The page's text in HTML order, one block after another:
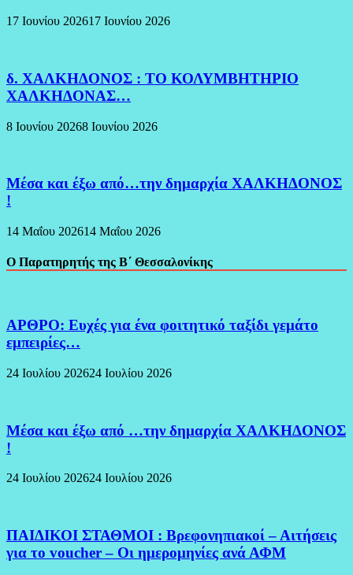
17 Ιουνίου 202617 Ιουνίου 2026
δ. ΧΑΛΚΗΔΟΝΟΣ : ΤΟ ΚΟΛΥΜΒΗΤΗΡΙΟ
ΧΑΛΚΗΔΟΝΑΣ…
8 Ιουνίου 20268 Ιουνίου 2026
Μέσα και έξω από…την δημαρχία ΧΑΛΚΗΔΟΝΟΣ
!
14 Μαΐου 202614 Μαΐου 2026
Ο Παρατηρητής της Β΄ Θεσσαλονίκης
ΑΡΘΡΟ: Ευχές για ένα φοιτητικό ταξίδι γεμάτο
εμπειρίες…
24 Ιουλίου 202624 Ιουλίου 2026
Μέσα και έξω από …την δημαρχία ΧΑΛΚΗΔΟΝΟΣ
!
24 Ιουλίου 202624 Ιουλίου 2026
ΠΑΙΔΙΚΟΙ ΣΤΑΘΜΟΙ : Βρεφονηπιακοί – Αιτήσεις
για το voucher – Οι ημερομηνίες ανά ΑΦΜ